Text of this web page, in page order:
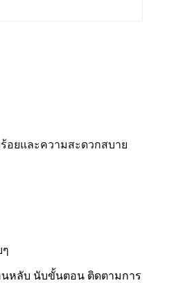
อยและความสะดวกสบาย
หลับ นับขั้นตอน ติดตามการ